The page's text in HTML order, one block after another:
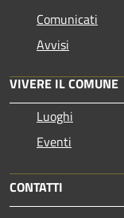
Comunicati
Avvisi
VIVERE IL COMUNE
Luoghi
Eventi
CONTATTI